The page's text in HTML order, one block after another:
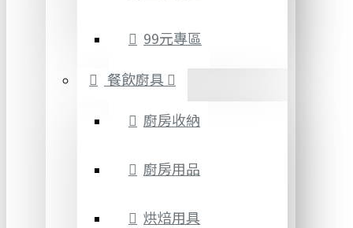
99元專區
餐飲廚具
廚房收納
廚房用品
烘焙用具